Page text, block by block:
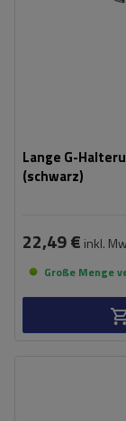
Lange G-
(schwarz)
22,49 € inkl.
Große Menge